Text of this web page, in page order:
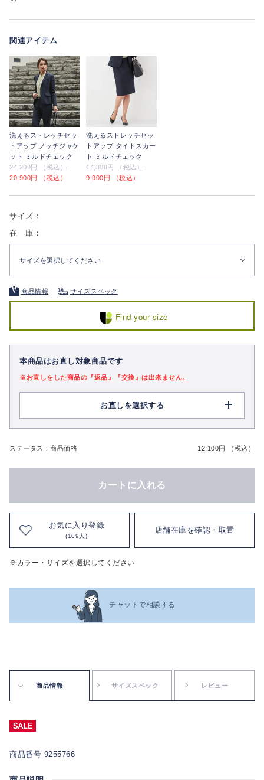
関連アイテム
洗えるストレッチセッ
トアップ ノッチジャケ
ット ミルドチェック
24,200円 （税込）
20,900円 （税込）
洗えるストレッチセッ
トアップ タイトスカー
ト ミルドチェック
14,300円 （税込）
9,900円 （税込）
サイズ：
在 庫：
サイズを選択してください
商品情報 サイズスペック
Find your size
本商品はお直し対象商品です
※お直しをした商品の『返品』『交換』は出来ません。
お直しを選択する
ステータス：商品価格 12,100円 （税込）
カートに入れる
お気に入り登録
(109人)
店舗在庫を確認・取置
※カラー・サイズを選択してください
チャットで相談する
商品情報 サイズスペック レビュー
商品番号 9255766